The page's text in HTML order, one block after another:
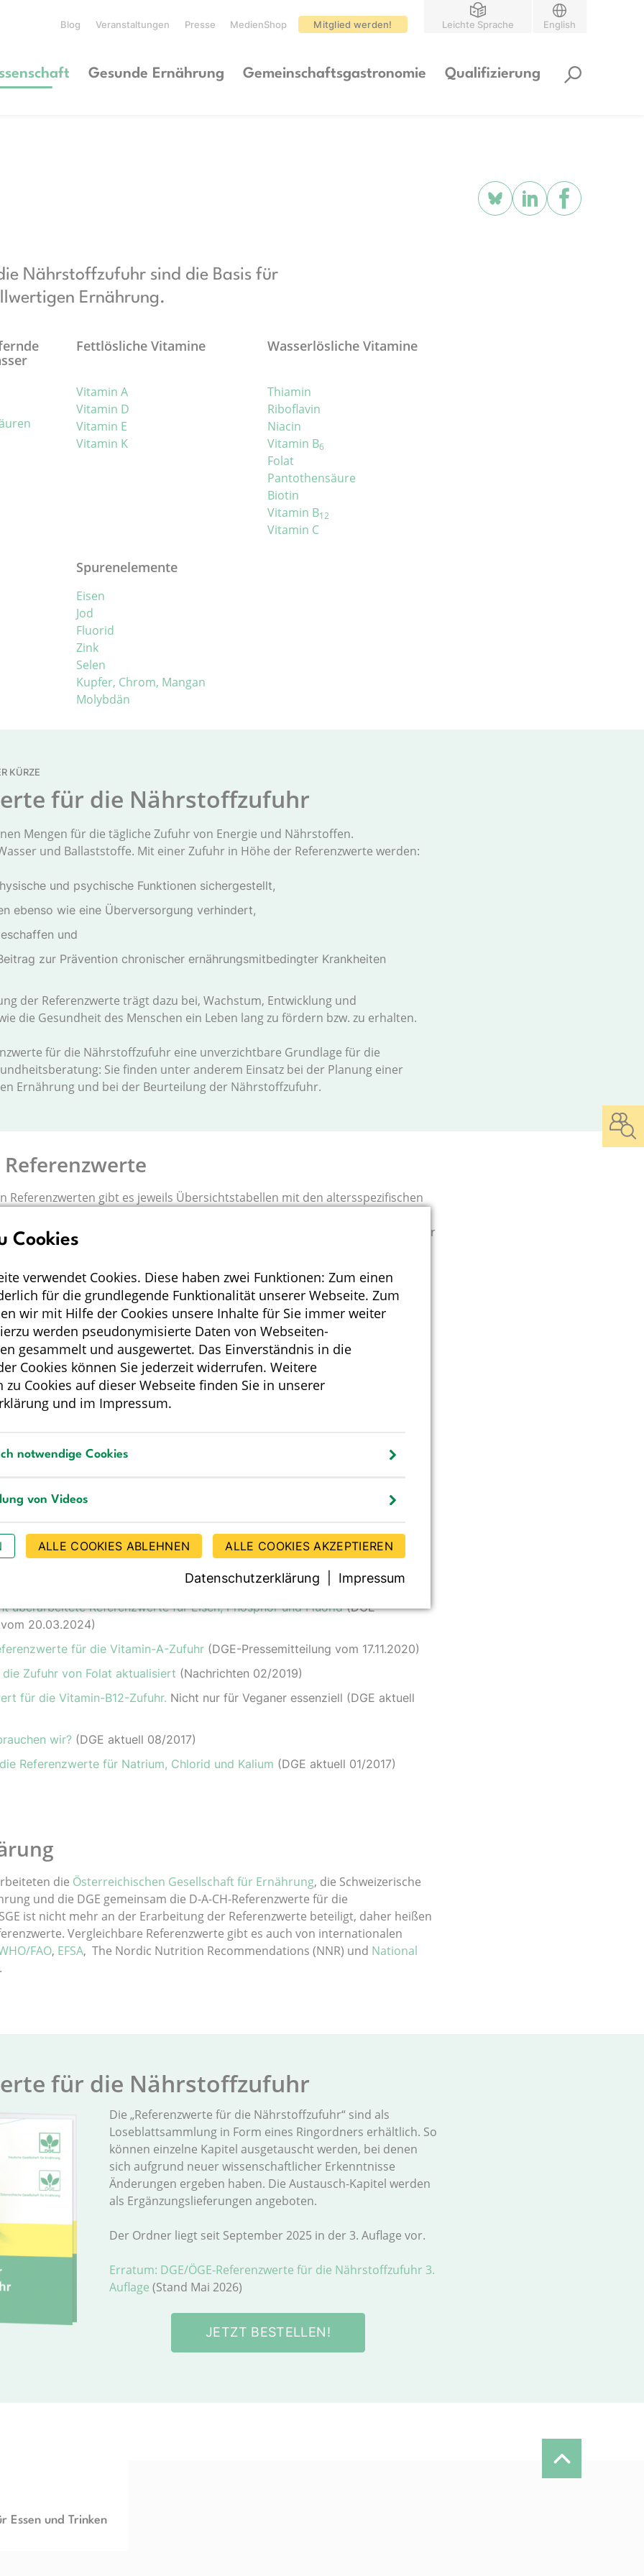
Blog Veranstaltungen Presse MedienShop Mitglied werden! Leichte Sprache English
Gesunde Ernährung Gemeinschaftsgastronomie Qualifizierung
Nährstoffzufuhr sind die Basis für
Ernährung.
Fettlösliche Vitamine
Vitamin A
Vitamin D
Vitamin E
Vitamin K
Wasserlösliche Vitamine
Thiamin
Riboflavin
Niacin
Vitamin B6
Folat
Pantothensäure
Biotin
Vitamin B12
Vitamin C
Spurenelemente
Eisen
Jod
Fluorid
Zink
Selen
Kupfer, Chrom, Mangan
Molybdän
KÜRZE
für die Nährstoffzufuhr
Mengen für die tägliche Zufuhr von Energie und Nährstoffen.
und Ballaststoffe. Mit einer Zufuhr in Höhe der Referenzwerte werden:
und psychische Funktionen sichergestellt,
ebenso wie eine Überversorgung verhindert,
und
zur Prävention chronischer ernährungsmitbedingter Krankheiten
der Referenzwerte trägt dazu bei, Wachstum, Entwicklung und
die Gesundheit des Menschen ein Leben lang zu fördern bzw. zu erhalten.
für die Nährstoffzufuhr eine unverzichtbare Grundlage für die
Sie finden unter anderem Einsatz bei der Planung einer
Ernährung und bei der Beurteilung der Nährstoffzufuhr.
Referenzwerten gibt es jeweils Übersichtstabellen mit den altersspezifischen
gegebenenfalls weiteren Informationen und Veröffentlichungen zu den
Die entsprechenden umfangreichen Erläuterungen inklusive der Ableitung der
Quellenangaben sind publiziert in:
für Ernährung, Österreichische Gesellschaft für Ernährung
für die Nährstoffzufuhr. Bonn, 3. Auflage, 1. Ausgabe (2025)
3. Auflage der „Referenzwerte für die Nährstoffzufuhr“ist gekennzeichnet,
zuletzt inhaltlich komplett überarbeitet wurden.
Fragen und Antworten zu Referenzwerten
überarbeitete Referenzwerte für Eisen, Phosphor und Fluorid(DGE-
20.03.2024)
für die Vitamin-A-Zufuhr (DGE-Pressemitteilung vom 17.11.2020)
Zufuhr von Folat aktualisiert (Nachrichten 02/2019)
für die Vitamin-B12-Zufuhr. Nicht nur für Veganer essenziell (DGE aktuell
wir? (DGE aktuell 08/2017)
Referenzwerte für Natrium, Chlorid und Kalium (DGE aktuell 01/2017)
die Österreichischen Gesellschaft für Ernährung, die Schweizerische
und die DGE gemeinsam die D-A-CH-Referenzwerte für die
ist nicht mehr an der Erarbeitung der Referenzwerte beteiligt, daher heißen
Vergleichbare Referenzwerte gibt es auch von internationalen
FAO, EFSA, The Nordic Nutrition Recommendations (NNR) und National
.
für die Nähr­stoff­zu­fuhr
Die „Referenzwerte für die Nährstoffzufuhr“ sind als
Loseblattsammlung in Form eines Ringordners erhältlich. So
können einzelne Kapitel ausgetauscht werden, bei denen
sich aufgrund neuer wissenschaftlicher Erkenntnisse
Änderungen ergeben haben. Die Austausch-Kapitel werden
als Ergänzungslieferungen angeboten.
Der Ordner liegt seit September 2025 in der 3. Auflage vor.
Erratum: DGE/ÖGE-Referenzwerte für die Nährstoffzufuhr 3.
Auflage (Stand Mai 2026)
JETZT BESTELLEN!
Essen und Trinken
Cookies
verwendet Cookies. Diese haben zwei Funktionen: Zum einen
für die grundlegende Funktionalität unserer Webseite. Zum
wir mit Hilfe der Cookies unsere Inhalte für Sie immer weiter
werden pseudonymisierte Daten von Webseiten-
gesammelt und ausgewertet. Das Einverständnis in die
Cookies können Sie jederzeit widerrufen. Weitere
Cookies auf dieser Webseite finden Sie in unserer
und im Impressum.
notwendige Cookies
von Videos
ALLE COOKIES ABLEHNEN ALLE COOKIES AKZEPTIEREN
Datenschutzerklärung Impressum